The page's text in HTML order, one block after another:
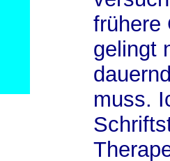
frühere
gelingt
muss.